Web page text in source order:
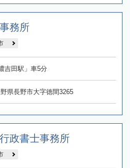
務所
吉田駅」車5分
県長野市大字徳間3265
政書士事務所